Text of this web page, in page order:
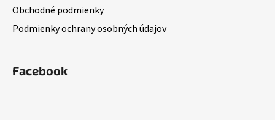
Obchodné podmienky
Podmienky ochrany osobných údajov
Facebook